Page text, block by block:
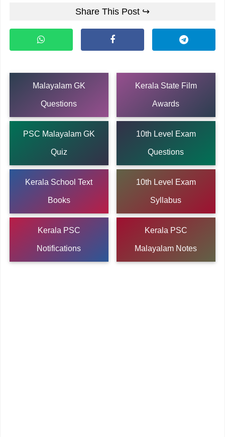
Share This Post ↪
Malayalam GK
Questions
Kerala State Film
Awards
PSC Malayalam GK
Quiz
10th Level Exam
Questions
Kerala School Text
Books
10th Level Exam
Syllabus
Kerala PSC
Notifications
Kerala PSC
Malayalam Notes